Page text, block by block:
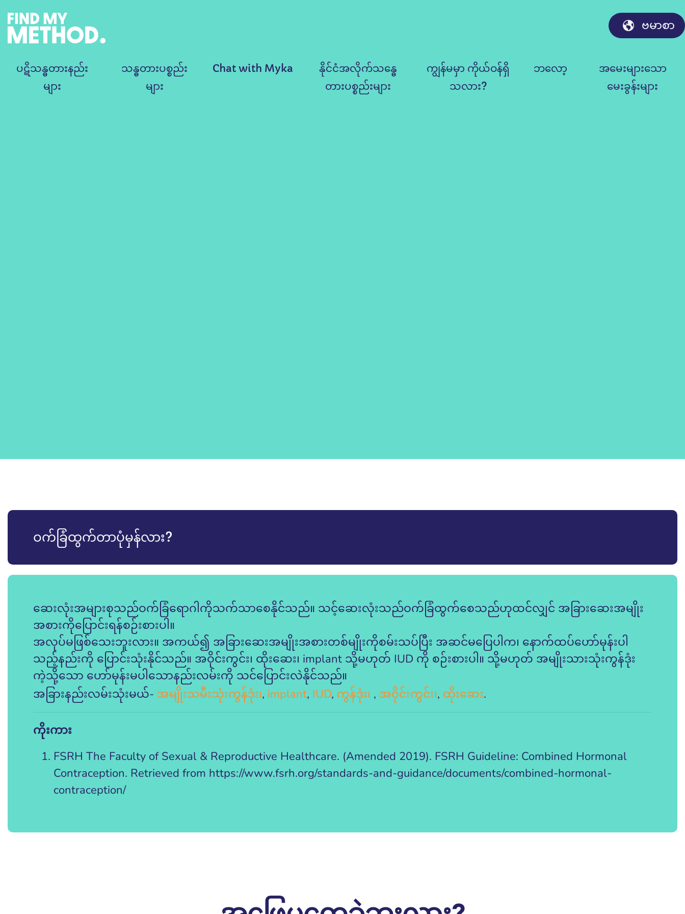
ဗမာစာ
ပဋိသန္ဓတားနည်း
များ
သန္ဓတားပစ္စည်း
များ
Chat with Myka
နိုင်ငံအလိုက်သန္ဓေ
တားပစ္စည်းများ
ကျွန်မမှာ ကိုယ်ဝန်ရှိ
သလား?
ဘလော့
အမေးများသော
မေးခွန်းများ
ဝက်ခြံထွက်တာပုံမှန်လား?
ဆေးလုံးအများစုသည်ဝက်ခြံရောဂါကိုသက်သာစေနိုင်သည်။ သင့်ဆေးလုံးသည်ဝက်ခြံထွက်စေသည်ဟုထင်လျှင် အခြားဆေးအမျိုး
အစားကိုပြောင်းရန်စဉ်းစားပါ။
အလုပ်မဖြစ်သေးဘူးလား။ အကယ်၍ အခြားဆေးအမျိုးအစားတစ်မျိုးကိုစမ်းသပ်ပြီး အဆင်မပြေပါက၊ နောက်ထပ်ဟော်မုန်းပါ
သည့်နည်းကို ပြောင်းသုံးနိုင်သည်။ အဝိုင်းကွင်း၊ ထိုးဆေး၊ implant သို့မဟုတ် IUD ကို စဉ်းစားပါ။ သို့မဟုတ် အမျိုးသားသုံးကွန်ဒုံး
ကဲ့သို့သော ဟော်မုန်းမပါသောနည်းလမ်းကို သင်ပြောင်းလဲနိုင်သည်။
အခြားနည်းလမ်းသုံးမယ်- အမျိုးသမီးသုံးကွန်ဒုံး၊, implant, IUD, ကွန်ဒုံး၊ , အဝိုင်းကွင်း၊, ထိုးဆေး.
ကိုးကား
FSRH The Faculty of Sexual & Reproductive Healthcare. (Amended 2019). FSRH Guideline: Combined Hormonal
Contraception. Retrieved from https://www.fsrh.org/standards-and-guidance/documents/combined-hormonal-
contraception/